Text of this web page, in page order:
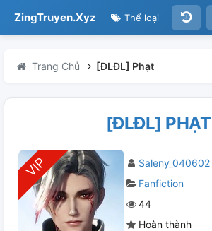
ZingTruyen.Xyz Thể loại
Trang Chủ [ĐLĐL] Phạt
[ĐLĐL] PHẠT
Saleny_040602
Fanfiction
44
Hoàn thành